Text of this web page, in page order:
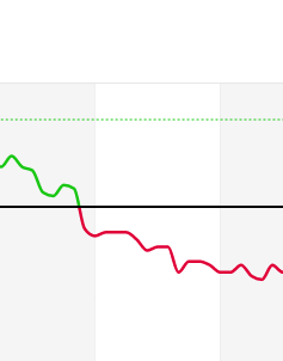
Food and Drink